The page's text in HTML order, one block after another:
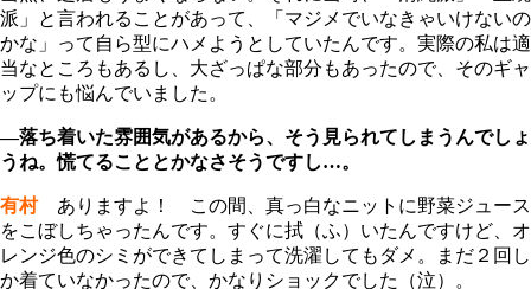
派」と言われることがあって、「マジメでいなきゃいけないの
かな」って自ら型にハメようとしていたんです。実際の私は適
当なところもあるし、大ざっぱな部分もあったので、そのギャ
ップにも悩んでいました。
―落ち着いた雰囲気があるから、そう見られてしまうんでしょ
うね。慌てることとかなさそうですし…。
有村ありますよ！ この間、真っ白なニットに野菜ジュース
をこぼしちゃったんです。すぐに拭（ふ）いたんですけど、オ
レンジ色のシミができてしまって洗濯してもダメ。まだ２回し
か着ていなかったので、かなりショックでした（泣）。